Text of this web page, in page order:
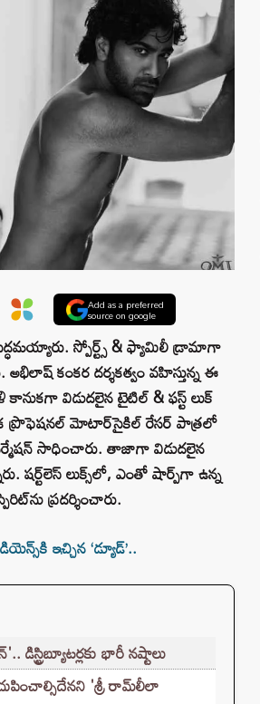
Add as a preferred
source on google
సిద్ధమయ్యారు. స్పోర్ట్స్ & ఫ్యామిలీ డ్రామాగా
అభిలాష్ కంకర దర్శకత్వం వహిస్తున్న ఈ
కానుకగా విడుదలైన టైటిల్ & ఫస్ట్ లుక్
ప్రొఫెషనల్ మోటార్‌సైకిల్ రేసర్ పాత్రలో
సాధించారు. తాజాగా విడుదలైన
షర్ట్‌లెస్ లుక్స్‌లో, ఎంతో షార్ప్‌గా ఉన్న
ప్రదర్శించారు.
ఇచ్చిన ‘డ్యూడ్’..
భారీ నష్టాలు
'శ్రీ రామ్‌లీలా